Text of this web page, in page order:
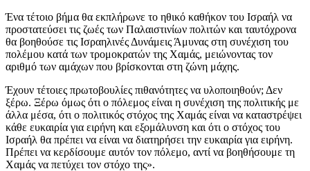
Ένα τέτοιο βήμα θα εκπλήρωνε το ηθικό καθήκον του Ισραήλ να
προστατεύσει τις ζωές των Παλαιστινίων πολιτών και ταυτόχρονα
θα βοηθούσε τις Ισραηλινές Δυνάμεις Άμυνας στη συνέχιση του
πολέμου κατά των τρομοκρατών της Χαμάς, μειώνοντας τον
αριθμό των αμάχων που βρίσκονται στη ζώνη μάχης.
Έχουν τέτοιες πρωτοβουλίες πιθανότητες να υλοποιηθούν; Δεν
ξέρω. Ξέρω όμως ότι ο πόλεμος είναι η συνέχιση της πολιτικής με
άλλα μέσα, ότι ο πολιτικός στόχος της Χαμάς είναι να καταστρέψει
κάθε ευκαιρία για ειρήνη και εξομάλυνση και ότι ο στόχος του
Ισραήλ θα πρέπει να είναι να διατηρήσει την ευκαιρία για ειρήνη.
Πρέπει να κερδίσουμε αυτόν τον πόλεμο, αντί να βοηθήσουμε τη
Χαμάς να πετύχει τον στόχο της».